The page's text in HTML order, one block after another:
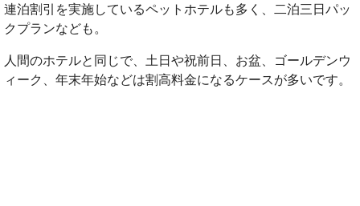
連泊割引を実施しているペットホテルも多く、二泊三日パッ
クプランなども。
人間のホテルと同じで、土日や祝前日、お盆、ゴールデンウ
ィーク、年末年始などは割高料金になるケースが多いです。